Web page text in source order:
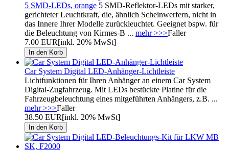
5 SMD-LEDs, orange 5 SMD-Reflektor-LEDs mit starker,
gerichteter Leuchtkraft, die, ähnlich Scheinwerfern, nicht in
das Innere Ihrer Modelle zurückleuchtet. Geeignet bspw. für
die Beleuchtung von Kirmes-B ... mehr >>>Faller
7.00 EUR[inkl. 20% MwSt]
Car System Digital LED-Anhänger-Lichtleiste
Lichtfunktionen für Ihren Anhänger an einem Car System
Digital-Zugfahrzeug. Mit LEDs bestückte Platine für die
Fahrzeugbeleuchtung eines mitgeführten Anhängers, z.B. ...
mehr >>>Faller
38.50 EUR[inkl. 20% MwSt]